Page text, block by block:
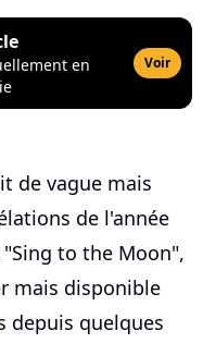
en
Voir
de vague mais
de l'année
to the Moon",
mais disponible
depuis quelques